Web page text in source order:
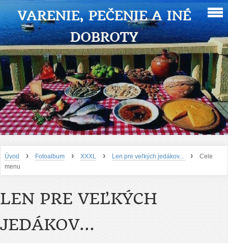
VARENIE, PEČENIE A INÉ
DOBROTY
Úvod › Fotoalbum › XXXL › Len pre veľkých jedákov... ›
Cele
menu
LEN PRE VEĽKÝCH
JEDÁKOV...